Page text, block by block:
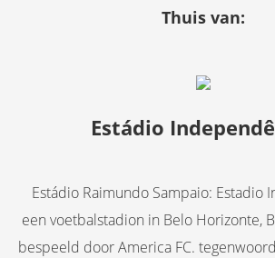
Thuis van:
Estádio
Estádio Raimundo Sampaio: Estadio
een voetbalstadion in Belo Horizonte,
bespeeld door America FC.